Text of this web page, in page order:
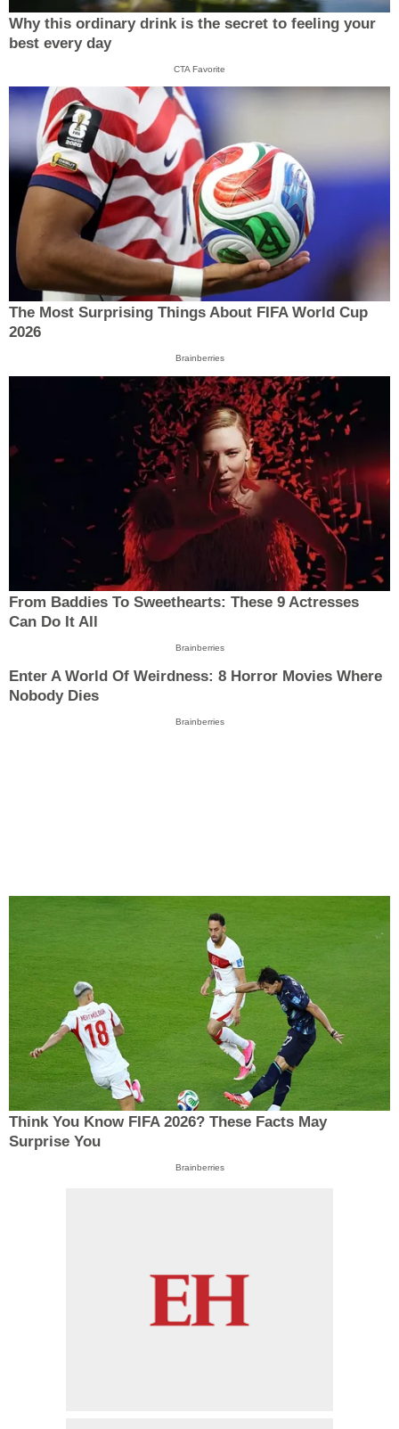
Why this ordinary drink is the secret to feeling your
best every day
CTA Favorite
The Most Surprising Things About FIFA World Cup
2026
Brainberries
From Baddies To Sweethearts: These 9 Actresses
Can Do It All
Brainberries
Enter A World Of Weirdness: 8 Horror Movies Where
Nobody Dies
Brainberries
Think You Know FIFA 2026? These Facts May
Surprise You
Brainberries